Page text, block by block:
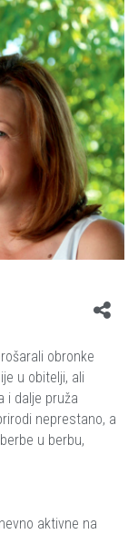
obronke
u obitelji, ali
i dalje pruža
neprestano, a
u berbu,
aktivne na